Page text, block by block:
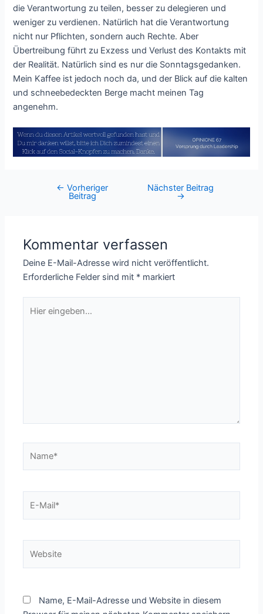
die Verantwortung zu teilen, besser zu delegieren und
weniger zu verdienen. Natürlich hat die Verantwortung
nicht nur Pflichten, sondern auch Rechte. Aber
Übertreibung führt zu Exzess und Verlust des Kontakts mit
der Realität. Natürlich sind es nur die Sonntagsgedanken.
Mein Kaffee ist jedoch noch da, und der Blick auf die kalten
und schneebedeckten Berge macht meinen Tag
angenehm.
← Vorheriger
Beitrag
Nächster Beitrag
→
Kommentar verfassen
Deine E-Mail-Adresse wird nicht veröffentlicht.
Erforderliche Felder sind mit * markiert
eingeben…
Mail*
Name, E-Mail-Adresse und Website in diesem